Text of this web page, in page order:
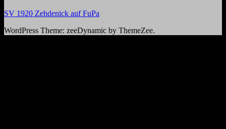
SV 1920 Zehdenick auf FuPa
WordPress Theme: zeeDynamic by ThemeZee.